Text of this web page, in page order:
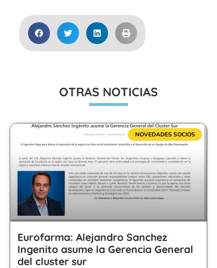
OTRAS NOTICIAS
NOVEDADES SOCIOS
Eurofarma: Alejandro Sanchez
Ingenito asume la Gerencia General
del cluster sur